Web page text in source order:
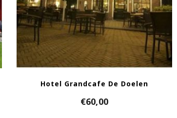
Hotel Grandcafe De Doelen
€60,00